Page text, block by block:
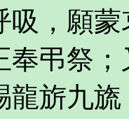
吸，願
奉弔祭
龍旂九